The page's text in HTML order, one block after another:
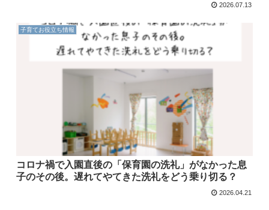
2026.07.13
子育てお役立ち情報
コロナ禍で入園直後の「保育園の洗礼」がなかった息
子のその後。遅れてやてきた洗礼をどう乗り切る？
2026.04.21